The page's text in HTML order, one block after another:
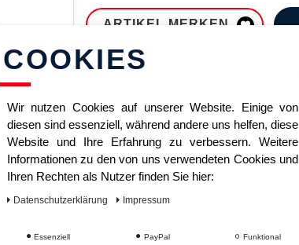
ARTIKEL MERKEN
COOKIES
Wir nutzen Cookies auf unserer Website. Einige von
diesen sind essenziell, während andere uns helfen, diese
Website und Ihre Erfahrung zu verbessern. Weitere
Informationen zu den von uns verwendeten Cookies und
Ihren Rechten als Nutzer finden Sie hier:
Daten­schutz­erklärung Impressum
Essenziell PayPal Funktional